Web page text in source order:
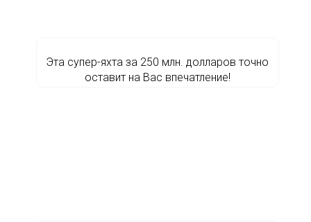
Эта супер-яхта за 250 млн. долларов точно
оставит на Вас впечатление!